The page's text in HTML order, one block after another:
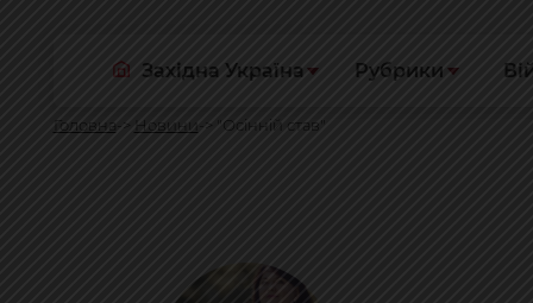
Західна Україна Рубрики
Головна Новини "Осінній став"